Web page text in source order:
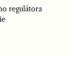
regulátora